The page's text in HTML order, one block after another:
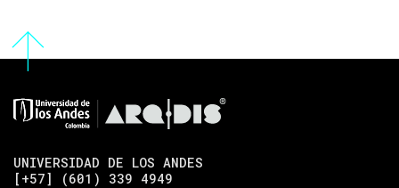
UNIVERSIDAD DE LOS ANDES
[+57] (601) 339 4949